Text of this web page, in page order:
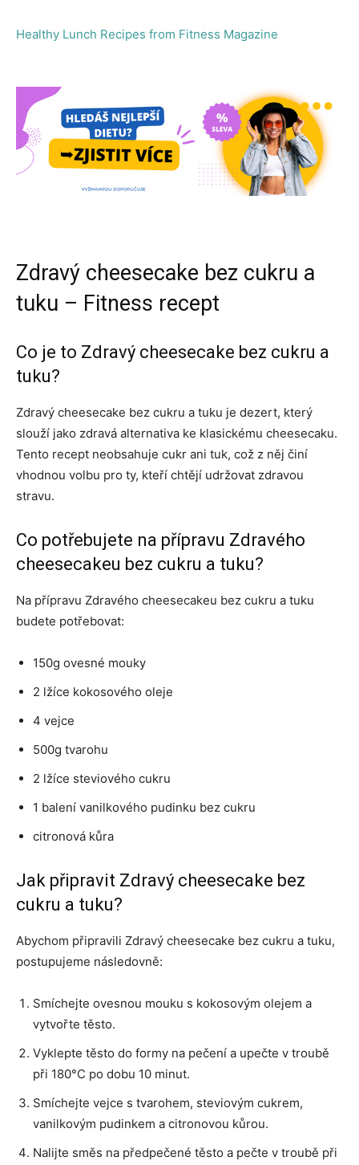
Healthy Lunch Recipes from Fitness Magazine
Zdravý cheesecake bez cukru a
tuku – Fitness recept
Co je to Zdravý cheesecake bez cukru a
tuku?
Zdravý cheesecake bez cukru a tuku je dezert, který
slouží jako zdravá alternativa ke klasickému cheesecaku.
Tento recept neobsahuje cukr ani tuk, což z něj činí
vhodnou volbu pro ty, kteří chtějí udržovat zdravou
stravu.
Co potřebujete na přípravu Zdravého
cheesecakeu bez cukru a tuku?
Na přípravu Zdravého cheesecakeu bez cukru a tuku
budete potřebovat:
150g ovesné mouky
2 lžíce kokosového oleje
4 vejce
500g tvarohu
2 lžíce steviového cukru
1 balení vanilkového pudinku bez cukru
citronová kůra
Jak připravit Zdravý cheesecake bez
cukru a tuku?
Abychom připravili Zdravý cheesecake bez cukru a tuku,
postupujeme následovně:
Smíchejte ovesnou mouku s kokosovým olejem a
vytvořte těsto.
Vyklepte těsto do formy na pečení a upečte v troubě
při 180°C po dobu 10 minut.
Smíchejte vejce s tvarohem, steviovým cukrem,
vanilkovým pudinkem a citronovou kůrou.
Nalijte směs na předpečené těsto a pečte v troubě při